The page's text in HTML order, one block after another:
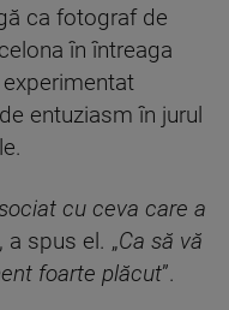
ca fotograf de
în întreaga
entuziasm în jurul
cu ceva care a
a spus el. „Ca să vă
foarte plăcut”.